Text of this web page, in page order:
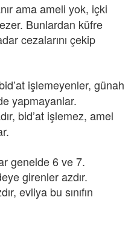
ama ameli yok, içki
Bunlardan küfre
cezalarını çekip
işlemeyenler, günah
yapmayanlar.
bid’at işlemez, amel
genelde 6 ve 7.
girenler azdır.
evliya bu sınıfın